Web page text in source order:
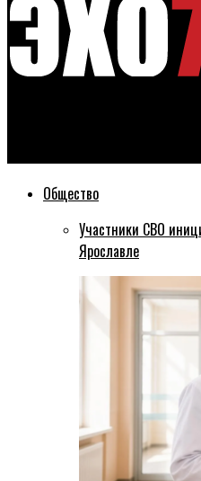
Общество
Участники СВО
Ярославле